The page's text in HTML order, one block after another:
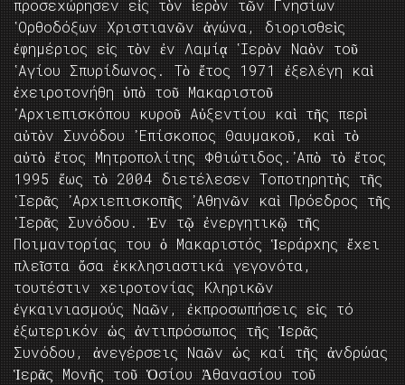
προσεχώρησεν εἰς τὸν ἱερὸν τῶν Γνησίων
῾Ορθοδόξων Χριστιανῶν ἀγώνα, διορισθεὶς
ἐφημέριος εἰς τὸν ἐν Λαμίᾳ ῾Ιερὸν Ναὸν τοῦ
῾Αγίου Σπυρίδωνος. Τὸ ἔτος 1971 ἐξελέγη καὶ
ἐχειροτονήθη ὑπὸ τοῦ Μακαριστοῦ
᾿Αρχιεπισκόπου κυροῦ Αὐξεντίου καὶ τῆς περὶ
αὐτὸν Συνόδου ᾿Επίσκοπος Θαυμακοῦ, καὶ τὸ
αὐτὸ ἔτος Μητροπολίτης Φθιώτιδος.᾿Απὸ τὸ ἔτος
1995 ἕως τὸ 2004 διετέλεσεν Τοποτηρητὴς τῆς
῾Ιερᾶς ᾿Αρχιεπισκοπῆς ᾿Αθηνῶν καὶ Πρόεδρος τῆς
῾Ιερᾶς Συνόδου. Ἐν τῷ ἐνεργητικῷ τῆς
Ποιμαντορίας του ὁ Μακαριστός Ἱεράρχης ἔχει
πλεῖστα ὄσα ἐκκλησιαστικά γεγονότα,
τουτέστιν χειροτονίας Κληρικῶν
ἐγκαινιασμούς Ναῶν, ἐκπροσωπήσεις εἰς τό
ἐξωτερικόν ὡς ἀντιπρόσωπος τῆς Ἱερᾶς
Συνόδου, ἀνεγέρσεις Ναῶν ὡς καί τῆς ἀνδρώας
Ἱερᾶς Μονῆς τοῦ Ὁσίου Ἀθανασίου τοῦ